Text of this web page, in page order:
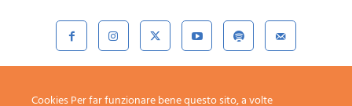
redazione@spettacoliecultura.it
Cookies Per far funzionare bene questo sito, a volte